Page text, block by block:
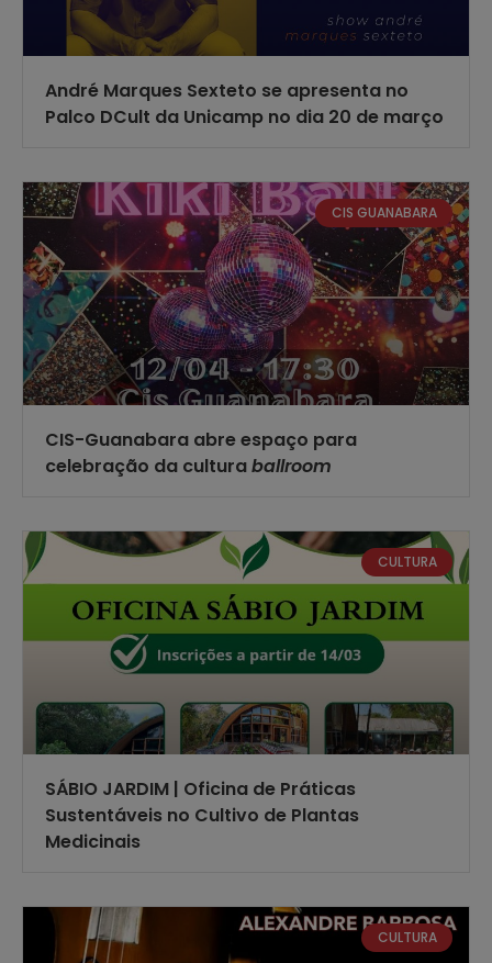
André Marques Sexteto se apresenta no
Palco DCult da Unicamp no dia 20 de março
CIS GUANABARA
CIS-Guanabara abre espaço para
celebração da culturaballroom
CULTURA
SÁBIO JARDIM | Oficina de Práticas
Sustentáveis no Cultivo de Plantas
Medicinais
CULTURA